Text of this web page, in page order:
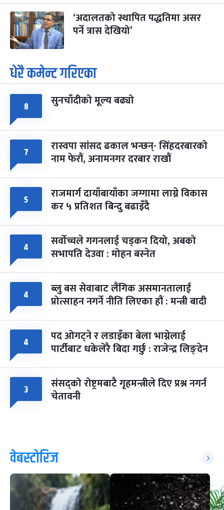
‘अदालतको स्थापित पद्धतिमा असर
पर्ने त्रास देखियो’
धेरै कमेन्ट गरिएका
८ सुनचाँदीको मूल्य बढ्यो
७ रास्वपा सांसद ढकाल भन्छन्- सिंहदरबारको
नाम फेरौं, अनामनगर दरबार राखौं
५ राजमार्ग दायाँबायाँका जग्गामा लाग्ने विकास
कर ५ प्रतिशत बिन्दु बढाइँदै
४ सर्वोच्चले गगनलाई चड्कन दियो, अबको
सभापति देउवा : मोहन बस्नेत
४ ब्लु बस सेवाबाट लैंगिक असमानतालाई
प्रोत्साहन नगर्ने नीति लिएका हौं : मन्त्री बादी
४ पद ओगट्ने र लडाइँका बेला भाग्नेलाई
पार्टीबाट धकेलेरै बिदा गर्छु : राजेन्द्र लिङ्देन
३ संसद्को रोष्ट्रमबाटै गृहमन्त्रीले दिए प्रश्न नगर्न
चेतावनी
वेबस्टोरिज